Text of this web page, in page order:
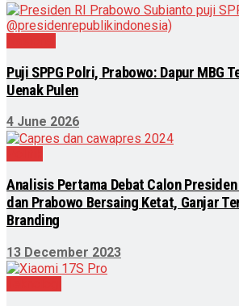
Puji SPPG Polri, Prabowo: Dapur MBG
Uenak Pulen
4 June 2026
Analisis Pertama Debat Calon
dan Prabowo Bersaing Ketat, Ganjar
Branding
13 December 2023